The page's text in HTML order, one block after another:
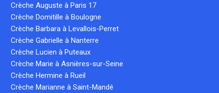
Crèche Auguste à Paris 17
Crèche Domitille à Boulogne
Crèche Barbara à Levallois-Perret
Crèche Gabrielle à Nanterre
Crèche Lucien à Puteaux
Crèche Marie à Asnières-sur-Seine
Crèche Hermine à Rueil
Crèche Marianne à Saint-Mandé